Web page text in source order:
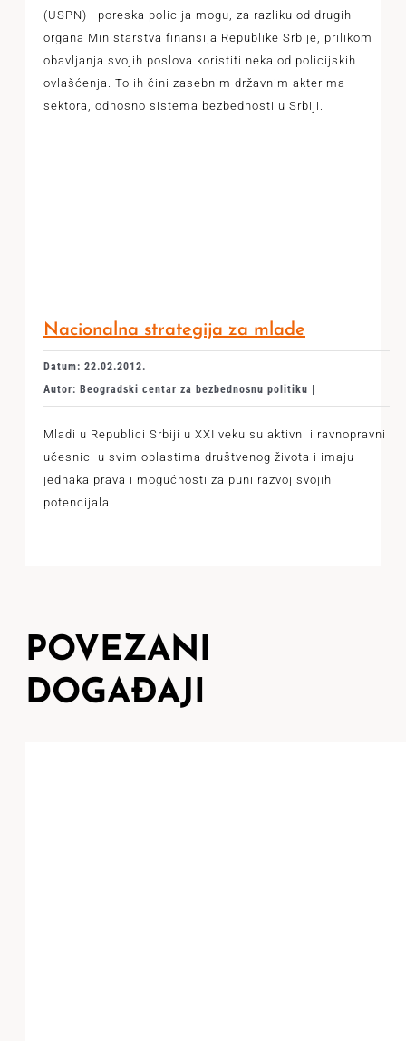
(USPN) i poreska policija mogu, za razliku od drugih
organa Ministarstva finansija Republike Srbije, prilikom
obavljanja svojih poslova koristiti neka od policijskih
ovlašćenja. To ih čini zasebnim državnim akterima
sektora, odnosno sistema bezbednosti u Srbiji.
Nacionalna strategija za mlade
Datum: 22.02.2012.
Autor: Beogradski centar za bezbednosnu politiku |
Mladi u Republici Srbiji u XXI veku su aktivni i ravnopravni
učesnici u svim oblastima društvenog života i imaju
jednaka prava i mogućnosti za puni razvoj svojih
potencijala
POVEZANI
DOGAĐAJI